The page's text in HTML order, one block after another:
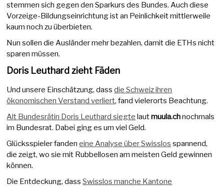
stemmen sich gegen den Sparkurs des Bundes. Auch diese
Vorzeige-Bildungseinrichtung ist an Peinlichkeit mittlerweile
kaum noch zu überbieten.
Nun sollen die Ausländer mehr bezahlen, damit die ETHs nicht
sparen müssen.
Doris Leuthard zieht Fäden
Und unsere Einschätzung, dassdie Schweiz ihren
ökonomischen Verstand verliert, fand vielerorts Beachtung.
Alt Bundesrätin Doris Leuthard siegte lautmuula.chnochmals
im Bundesrat. Dabei ging es um viel Geld.
Glücksspieler fandeneine Analyse über Swisslos spannend,
die zeigt, wo sie mit Rubbellosen am meisten Geld gewinnen
können.
Die Entdeckung, dassSwisslos manche Kantone